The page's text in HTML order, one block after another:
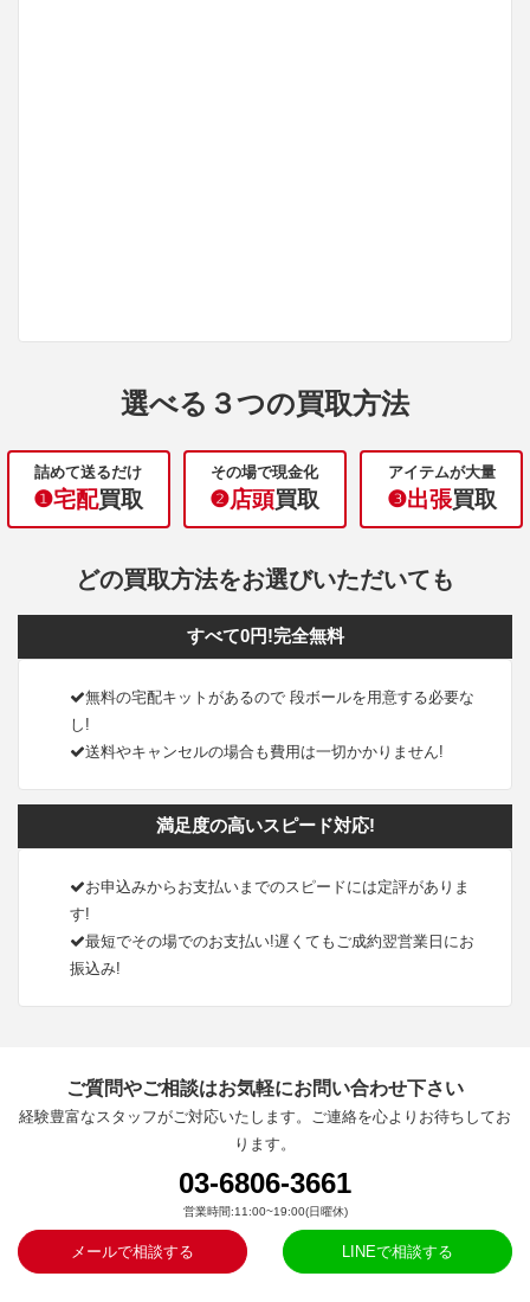
選べる３つの買取方法
詰めて送るだけ
❶宅配買取
その場で現金化
❷店頭買取
アイテムが大量
❸出張買取
どの買取方法をお選びいただいても
すべて0円!完全無料
無料の宅配キットがあるので 段ボールを用意する必要な
し!
送料やキャンセルの場合も費用は一切かかりません!
満足度の高いスピード対応!
お申込みからお支払いまでのスピードには定評がありま
す!
最短でその場でのお支払い!遅くてもご成約翌営業日にお
振込み!
ご質問やご相談はお気軽にお問い合わせ下さい
経験豊富なスタッフがご対応いたします。ご連絡を心よりお待ちしてお
ります。
03-6806-3661
営業時間:11:00~19:00(日曜休)
メールで相談する LINEで相談する